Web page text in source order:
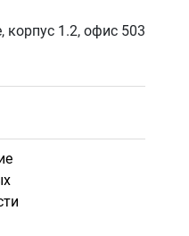
корпус 1.2, офис 503